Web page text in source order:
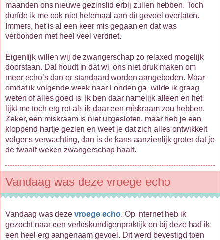
maanden ons nieuwe gezinslid erbij zullen hebben. Toch
durfde ik me ook niet helemaal aan dit gevoel overlaten.
Immers, het is al een keer mis gegaan en dat was
verbonden met heel veel verdriet.
Eigenlijk willen wij de zwangerschap zo relaxed mogelijk
doorstaan. Dat houdt in dat wij ons niet druk maken om
meer echo’s dan er standaard worden aangeboden. Maar
omdat ik volgende week naar Londen ga, wilde ik graag
weten of alles goed is. Ik ben daar namelijk alleen en het
lijkt me toch erg rot als ik daar een miskraam zou hebben.
Zeker, een miskraam is niet uitgesloten, maar heb je een
kloppend hartje gezien en weet je dat zich alles ontwikkelt
volgens verwachting, dan is de kans aanzienlijk groter dat je
de twaalf weken zwangerschap haalt.
Vandaag was deze vroege echo
Vandaag was deze vroege echo. Op internet heb ik
gezocht naar een verloskundigenpraktijk en bij deze had ik
een heel erg aangenaam gevoel. Dit werd bevestigd toen